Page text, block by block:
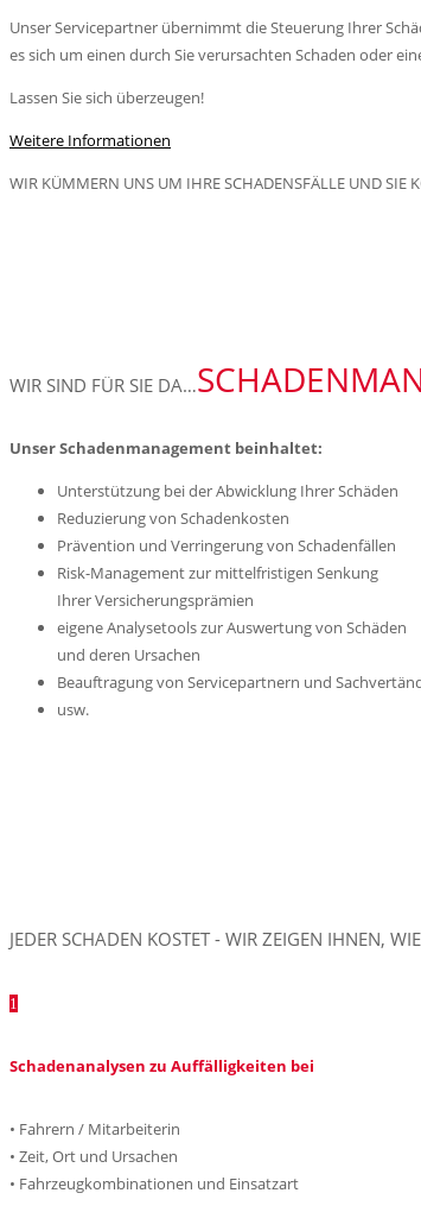
Unser Servicepartner übernimmt die Steuerung Ihrer
es sich um einen durch Sie verursachten Schaden oder
Lassen Sie sich überzeugen!
Weitere Informationen
WIR KÜMMERN UNS UM IHRE SCHADENSFÄLLE UND SIE
WIR SIND FÜR SIE DA…
Unser Schadenmanagement beinhaltet:
Unterstützung bei der Abwicklung Ihrer Schäden
Reduzierung von Schadenkosten
Prävention und Verringerung von Schadenfällen
Risk-Management zur mittelfristigen Senkung
Ihrer Versicherungsprämien
eigene Analysetools zur Auswertung von Schäden
und deren Ursachen
Beauftragung von Servicepartnern und
usw.
JEDER SCHADEN KOSTET - WIR ZEIGEN IHNEN,
1
Schadenanalysen zu Auffälligkeiten bei
• Fahrern / Mitarbeiterin
• Zeit, Ort und Ursachen
• Fahrzeugkombinationen und Einsatzart